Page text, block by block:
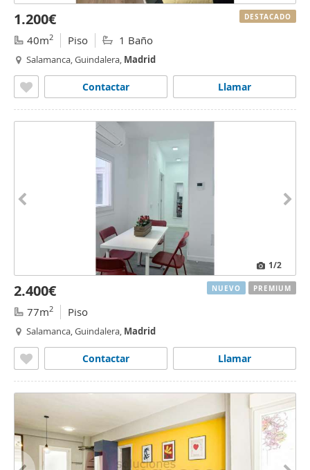
1.200€
40m2 Piso 1 Baño
Salamanca, Guindalera, Madrid
Llamar
Contactar
DESTACADO
1/2
2.400€
77m2 Piso
Salamanca, Guindalera, Madrid
Llamar
Contactar
NUEVO PREMIUM